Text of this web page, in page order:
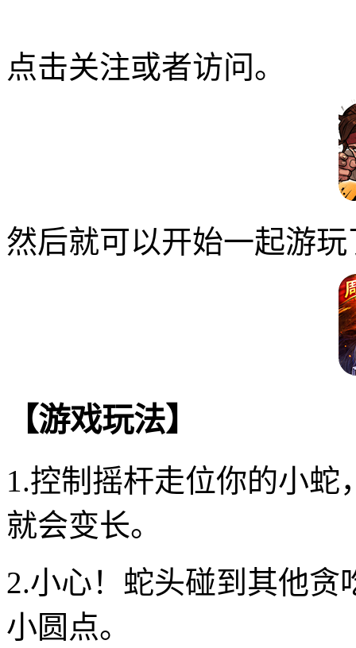
点击关注或者访问。
然后就可以开始一起游玩
【游戏玩法】
1.控制摇杆走位你的小
就会变长。
2.小心！蛇头碰到其他
小圆点。